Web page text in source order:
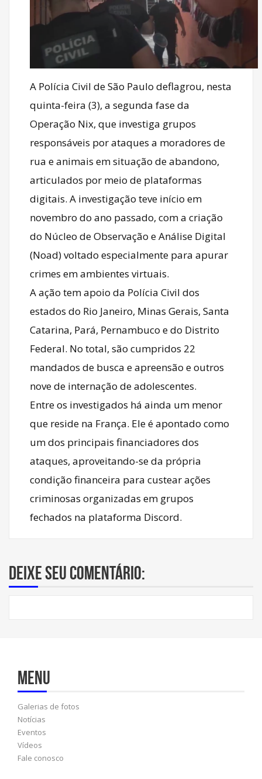
A Polícia Civil de São Paulo deflagrou, nesta
quinta-feira (3), a segunda fase da
Operação Nix, que investiga grupos
responsáveis por ataques a moradores de
rua e animais em situação de abandono,
articulados por meio de plataformas
digitais. A investigação teve início em
novembro do ano passado, com a criação
do Núcleo de Observação e Análise Digital
(Noad) voltado especialmente para apurar
crimes em ambientes virtuais.
A ação tem apoio da Polícia Civil dos
estados do Rio Janeiro, Minas Gerais, Santa
Catarina, Pará, Pernambuco e do Distrito
Federal. No total, são cumpridos 22
mandados de busca e apreensão e outros
nove de internação de adolescentes.
Entre os investigados há ainda um menor
que reside na França. Ele é apontado como
um dos principais financiadores dos
ataques, aproveitando-se da própria
condição financeira para custear ações
criminosas organizadas em grupos
fechados na plataforma Discord.
Deixe seu comentário:
Menu
Galerias de fotos
Notícias
Eventos
Vídeos
Fale conosco